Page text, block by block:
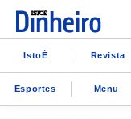
IstoÉ Revista
Esportes Menu